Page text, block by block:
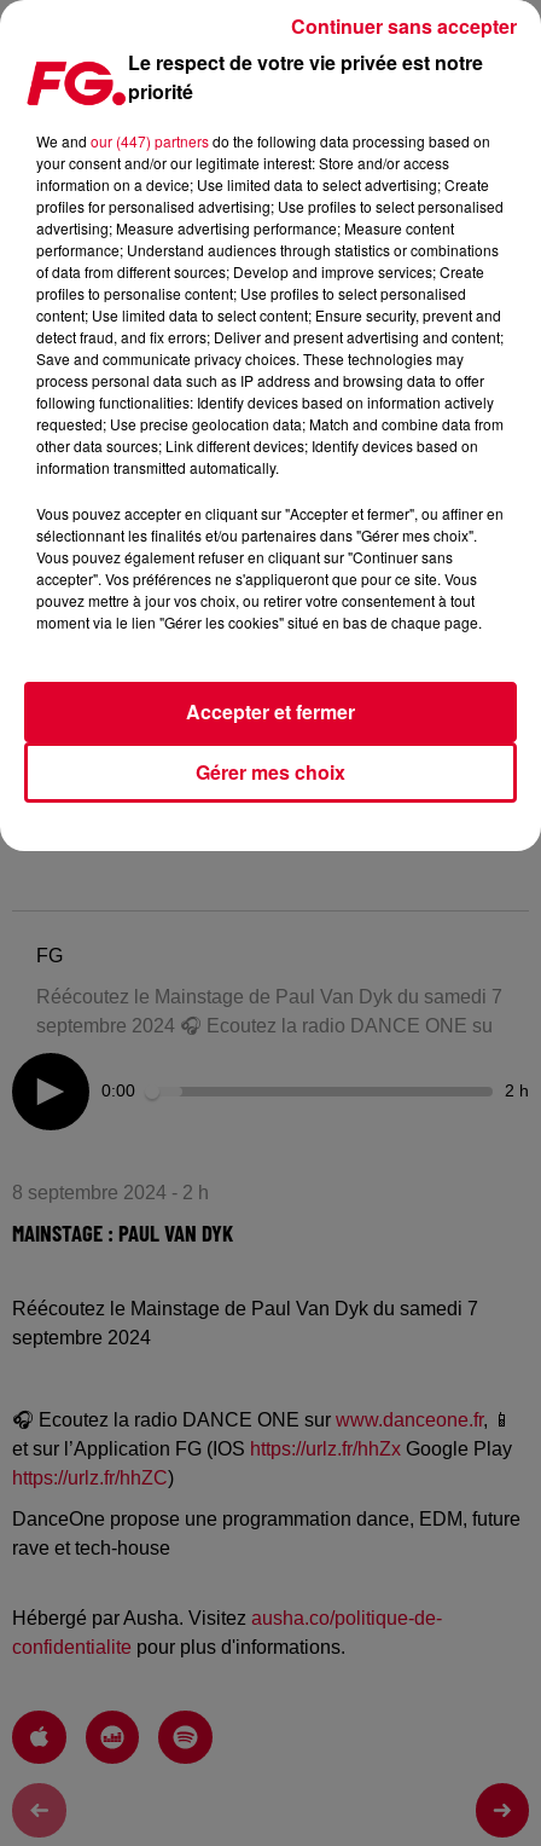
MAINSTAGE : PAUL VAN DYK
FG
Réécoutez le Mainstage de Paul Van Dyk du samedi 7
septembre 2024 🎧 Ecoutez la radio DANCE ONE su
0:00 2 h
8 septembre 2024 - 2 h
MAINSTAGE : PAUL VAN DYK
Réécoutez le Mainstage de Paul Van Dyk du samedi 7
septembre 2024
🎧 Ecoutez la radio DANCE ONE sur www.danceone.fr, 📱
et sur l’Application FG (IOS https://urlz.fr/hhZx Google Play
https://urlz.fr/hhZC)
DanceOne propose une programmation dance, EDM, future
rave et tech-house
Hébergé par Ausha. Visitez ausha.co/politique-de-
confidentialite pour plus d'informations.
Le respect de votre vie privée est notre
priorité
We and our (447) partnersdo the following data processing based on
your consent and/or our legitimate interest: Store and/or access
information on a device; Use limited data to select advertising; Create
profiles for personalised advertising; Use profiles to select personalised
advertising; Measure advertising performance; Measure content
performance; Understand audiences through statistics or combinations
of data from different sources; Develop and improve services; Create
profiles to personalise content; Use profiles to select personalised
content; Use limited data to select content; Ensure security, prevent and
detect fraud, and fix errors; Deliver and present advertising and content;
Save and communicate privacy choices. These technologies may
process personal data such as IP address and browsing data to offer
following functionalities: Identify devices based on information actively
requested; Use precise geolocation data; Match and combine data from
other data sources; Link different devices; Identify devices based on
information transmitted automatically.
Vous pouvez accepter en cliquant sur "Accepter et fermer", ou affiner en
sélectionnant les finalités et/ou partenaires dans "Gérer mes choix".
Vous pouvez également refuser en cliquant sur "Continuer sans
accepter". Vos préférences ne s'appliqueront que pour ce site. Vous
pouvez mettre à jour vos choix, ou retirer votre consentement à tout
moment via le lien "Gérer les cookies" situé en bas de chaque page.
Gérer mes choix
Accepter et fermer
Continuer sans accepter